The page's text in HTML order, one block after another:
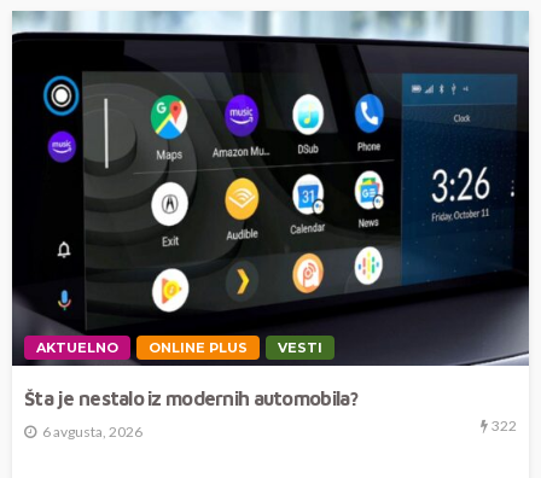
AKTUELNO ONLINE PLUS VESTI
Šta je nestalo iz modernih automobila?
6 avgusta, 2026 322